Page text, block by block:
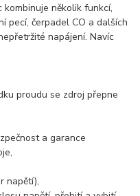
několik funkcí,
pecí, čerpadel CO a dalších
napájení. Navíc
proudu se zdroj přepne
a garance
napětí),